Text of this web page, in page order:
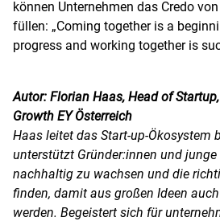
können Unternehmen das Credo
füllen: „Coming together is a
progress and working together is
Autor: Florian Haas, Head of
Growth EY Österreich
Haas leitet das Start-up-Ökosystem
unterstützt Gründer:innen und junge
nachhaltig zu wachsen und die
finden, damit aus großen Ideen
werden. Begeistert sich für